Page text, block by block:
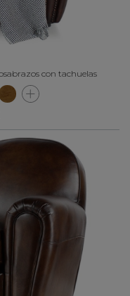
con tachuelas